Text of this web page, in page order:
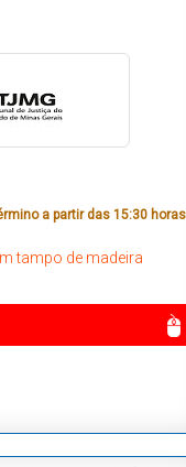
a partir das 15:30 horas
tampo de madeira